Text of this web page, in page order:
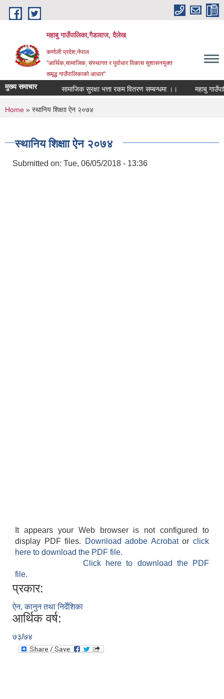
Skip to main content
महाबु गाउँपालिका,गैडावाज, दैलेख
कर्णाली प्रदेश,नेपाल
"आर्थिक,सामाजिक, संस्थागत र पुर्वाधार विकास सुशासनयुक्त
समृद्ध गाउँपालिकाकाे आधार"
मुख्य समाचार सामाजिक सुरक्षा भत्ता रकम वितरण सम्बन्धमा ।।
You are here
Home » स्थानिय शिक्षाा ऐन २०७४
स्थानिय शिक्षाा ऐन २०७४
Submitted on: Tue, 06/05/2018 - 13:36
It appears your Web browser is not configured to
display PDF files.
Download adobe Acrobatorclick
here to download the PDF file.
Click here to download the PDF
file.
प्रकार:
ऐन, कानुन तथा निर्देशिका
आर्थिक वर्ष:
७३/७४